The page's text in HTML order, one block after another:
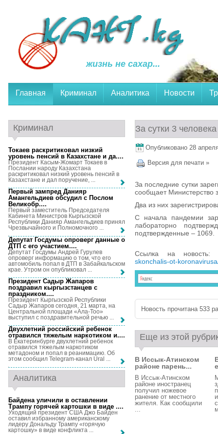
жизнь не сахар...
Главная Криминал Аналитика Новости
За сутки 3
Опубликовано 28
Версия для печати »
За последние сутки
сообщает Министерство
Два из них
С начала пандемии
лабораторно
подтвержденные – 1069.
Ссылка на
skonchalis-ot-
Новость прочитана 533
Еще из этой
В Иссык-Атинском
районе парень...
В Иссык-Атинском
районе иностранец
получил ножевое
ранение от местного
жителя. Как сообщили
...
Криминал
Токаев раскритиковал низкий
уровень пенсий в Казахстане и да....
Президент Касым-Жомарт Токаев в
Послании народу Казахстана
раскритиковал низкий уровень пенсий в
Казахстане и дал поручение, ...
Первый зампред Данияр
Амангельдиев обсудил с Послом
Великобр....
Первый заместитель Председателя
Кабинета Министров Кыргызской
Республики Данияр Амангельдиев принял
Чрезвычайного и Полномочного ...
Депутат Госдумы опроверг данные о
ДТП с его участием....
Депутат Госдумы Андрей Гурулев
опроверг информацию о том, что его
автомобиль попал в ДТП в Забайкальском
крае. Утром он опубликовал ...
Президент Садыр Жапаров
поздравил кыргызстанцев с
праздником....
Президент Кыргызской Республики
Садыр Жапаров сегодня, 21 марта, на
Центральной площади «Ала-Тоо»
выступил с поздравительной речью ...
Двухлетний российский ребенок
отравился тяжелым наркотиком и....
В Екатеринбурге двухлетний ребенок
отравился тяжелым наркотиком
метадоном и попал в реанимацию. Об
этом сообщил Telegram-канал Ural ...
Аналитика
Байдена уличили в оставлении
Трампу горячей картошки в виде ....
Уходящий президент США Джо Байден
оставил избранному американскому
лидеру Дональду Трампу «горячую
картошку» в виде конфликта ...